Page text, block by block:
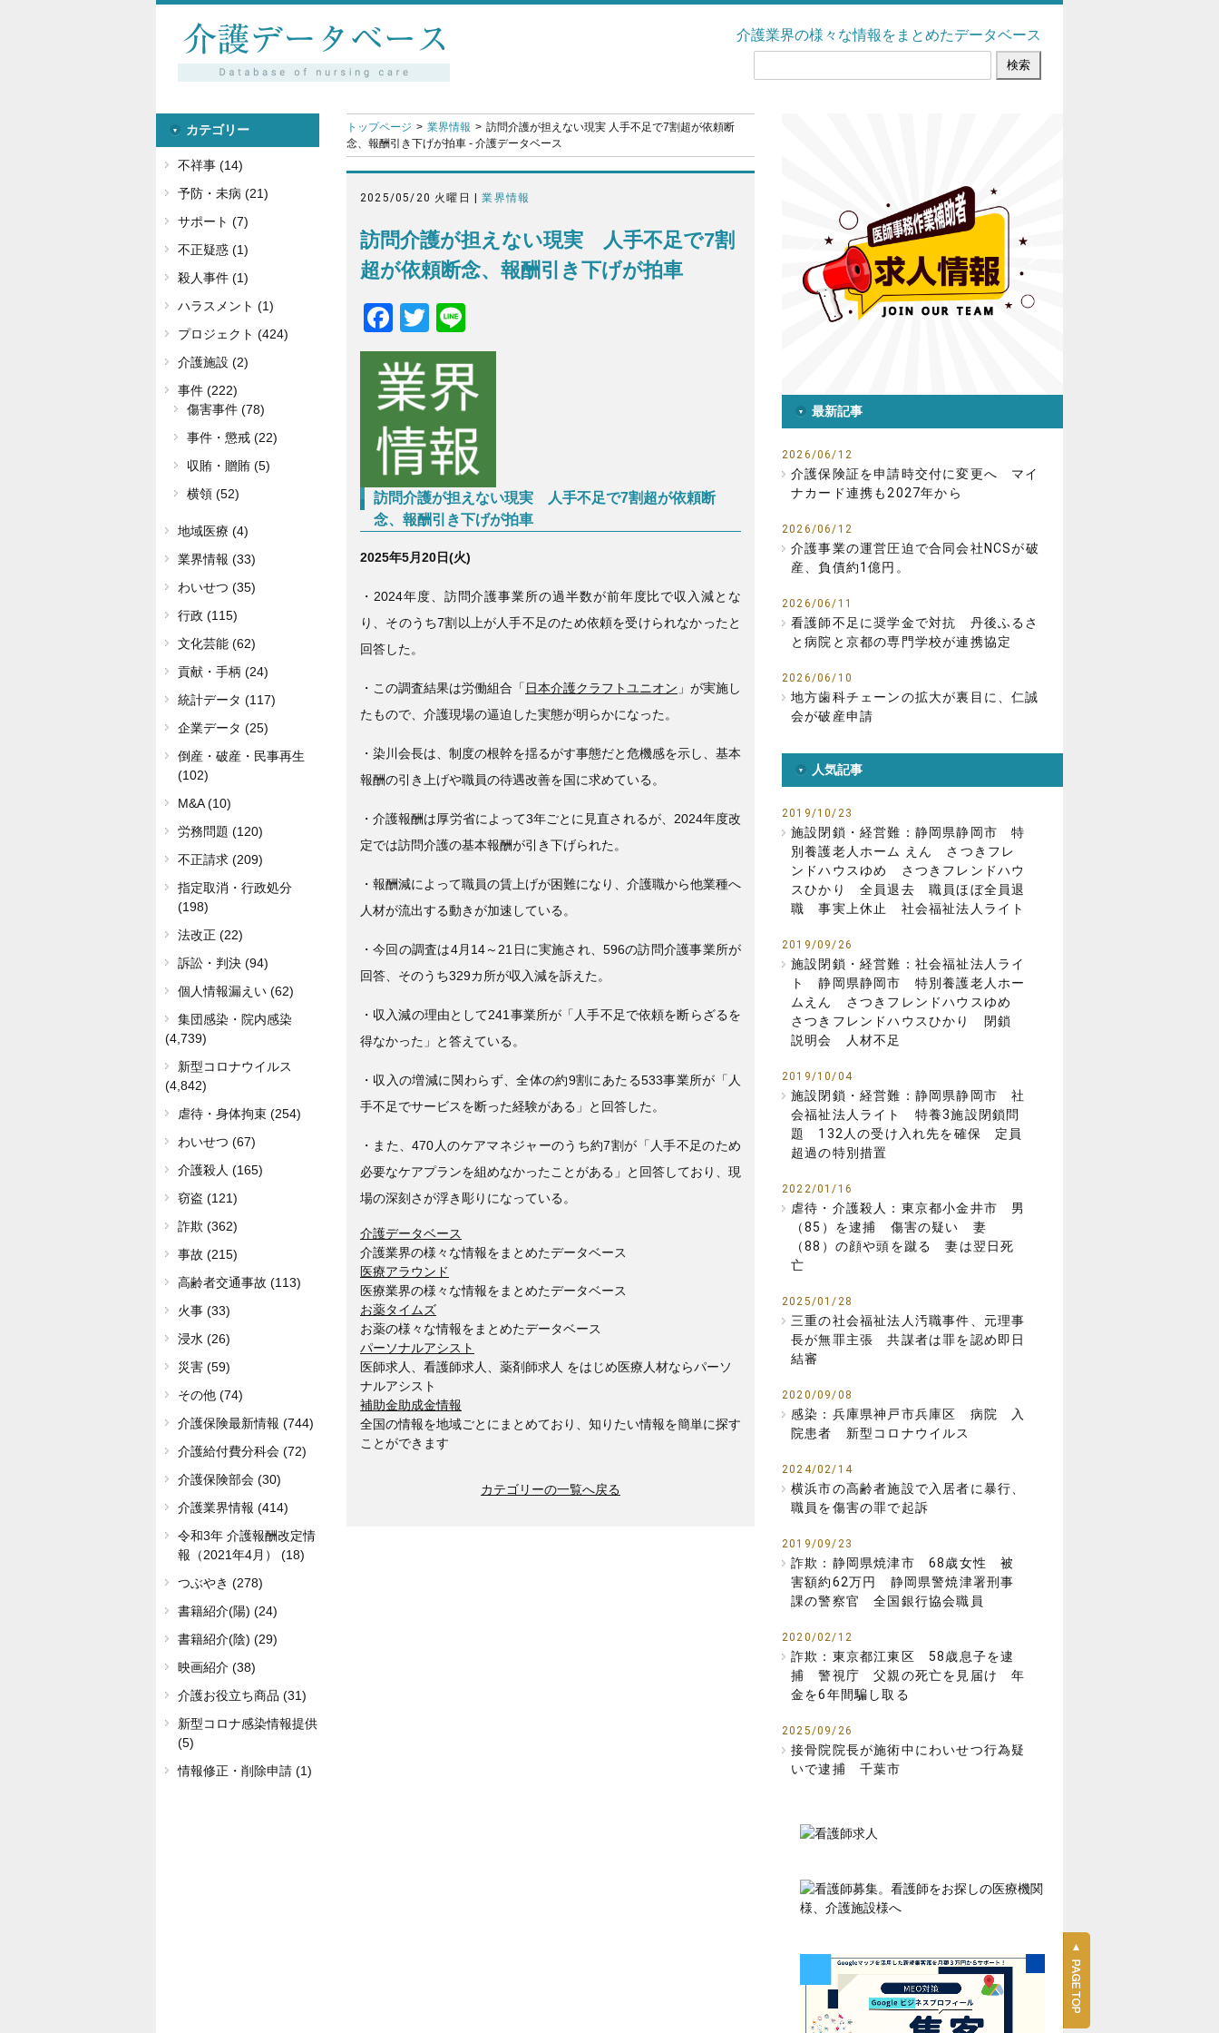
介護業界の様々な情報をまとめたデータベース
トップページ 業界情報
訪問介護が担えない現実 人手不足で7割超が依頼断
念、報酬引き下げが拍車 - 介護データベース
2025/05/20 火曜日 |業界情報
訪問介護が担えない現実 人手不足で7割
超が依頼断念、報酬引き下げが拍車
F
a
c
e
b
o
o
k
T
wi
tt
er
n
e
訪問介護が担えない現実 人手不足で7割超が依頼断
念、報酬引き下げが拍車
2025年5月20日(火)
・2024年度、訪問介護事業所の過半数が前年度比で収入減とな
り、そのうち7割以上が人手不足のため依頼を受けられなかったと
回答した。
・この調査結果は労働組合「 日本介護クラフトユニオン 」が実施し
たもので、介護現場の逼迫した実態が明らかになった。
・染川会長は、制度の根幹を揺るがす事態だと危機感を示し、基本
報酬の引き上げや職員の待遇改善を国に求めている。
・介護報酬は厚労省によって3年ごとに見直されるが、2024年度改
定では訪問介護の基本報酬が引き下げられた。
・報酬減によって職員の賃上げが困難になり、介護職から他業種へ
人材が流出する動きが加速している。
・今回の調査は4月14～21日に実施され、596の訪問介護事業所が
回答、そのうち329カ所が収入減を訴えた。
・収入減の理由として241事業所が「人手不足で依頼を断らざるを
得なかった」と答えている。
・収入の増減に関わらず、全体の約9割にあたる533事業所が「人
手不足でサービスを断った経験がある」と回答した。
・また、470人のケアマネジャーのうち約7割が「人手不足のため
必要なケアプランを組めなかったことがある」と回答しており、現
場の深刻さが浮き彫りになっている。
介護データベース
介護業界の様々な情報をまとめたデータベース
医療アラウンド
医療業界の様々な情報をまとめたデータベース
お薬タイムズ
お薬の様々な情報をまとめたデータベース
パーソナルアシスト
医師求人、看護師求人、薬剤師求人 をはじめ医療人材ならパーソ
ナルアシスト
補助金助成金情報
全国の情報を地域ごとにまとめており、知りたい情報を簡単に探す
ことができます
カテゴリーの一覧へ戻る
最新記事
2026/06/12
介護保険証を申請時交付に変更へ マイ
ナカード連携も2027年から
2026/06/12
介護事業の運営圧迫で合同会社NCSが破
産、負債約1億円。
2026/06/11
看護師不足に奨学金で対抗 丹後ふるさ
と病院と京都の専門学校が連携協定
2026/06/10
地方歯科チェーンの拡大が裏目に、仁誠
会が破産申請
人気記事
2019/10/23
施設閉鎖・経営難：静岡県静岡市 特
別養護老人ホーム えん さつきフレ
ンドハウスゆめ さつきフレンドハウ
スひかり 全員退去 職員ほぼ全員退
職 事実上休止 社会福祉法人ライト
2019/09/26
施設閉鎖・経営難：社会福祉法人ライ
ト 静岡県静岡市 特別養護老人ホー
ムえん さつきフレンドハウスゆめ
さつきフレンドハウスひかり 閉鎖
説明会 人材不足
2019/10/04
施設閉鎖・経営難：静岡県静岡市 社
会福祉法人ライト 特養3施設閉鎖問
題 132人の受け入れ先を確保 定員
超過の特別措置
2022/01/16
虐待・介護殺人：東京都小金井市 男
（85）を逮捕 傷害の疑い 妻
（88）の顔や頭を蹴る 妻は翌日死
亡
2025/01/28
三重の社会福祉法人汚職事件、元理事
長が無罪主張 共謀者は罪を認め即日
結審
2020/09/08
感染：兵庫県神戸市兵庫区 病院 入
院患者 新型コロナウイルス
2024/02/14
横浜市の高齢者施設で入居者に暴行、
職員を傷害の罪で起訴
2019/09/23
詐欺：静岡県焼津市 68歳女性 被
害額約62万円 静岡県警焼津署刑事
課の警察官 全国銀行協会職員
2020/02/12
詐欺：東京都江東区 58歳息子を逮
捕 警視庁 父親の死亡を見届け 年
金を6年間騙し取る
2025/09/26
接骨院院長が施術中にわいせつ行為疑
いで逮捕 千葉市
カテゴリー
不祥事 (14)
予防・未病 (21)
サポート (7)
不正疑惑 (1)
殺人事件 (1)
ハラスメント (1)
プロジェクト (424)
介護施設 (2)
事件 (222)
傷害事件 (78)
事件・懲戒 (22)
収賄・贈賄 (5)
横領 (52)
地域医療 (4)
業界情報 (33)
わいせつ (35)
行政 (115)
文化芸能 (62)
貢献・手柄 (24)
統計データ (117)
企業データ (25)
倒産・破産・民事再生
(102)
M&A (10)
労務問題 (120)
不正請求 (209)
指定取消・行政処分
(198)
法改正 (22)
訴訟・判決 (94)
個人情報漏えい (62)
集団感染・院内感染
(4,739)
新型コロナウイルス
(4,842)
虐待・身体拘束 (254)
わいせつ (67)
介護殺人 (165)
窃盗 (121)
詐欺 (362)
事故 (215)
高齢者交通事故 (113)
火事 (33)
浸水 (26)
災害 (59)
その他 (74)
介護保険最新情報 (744)
介護給付費分科会 (72)
介護保険部会 (30)
介護業界情報 (414)
令和3年 介護報酬改定情
報（2021年4月） (18)
つぶやき (278)
書籍紹介(陽) (24)
書籍紹介(陰) (29)
映画紹介 (38)
介護お役立ち商品 (31)
新型コロナ感染情報提供
(5)
情報修正・削除申請 (1)